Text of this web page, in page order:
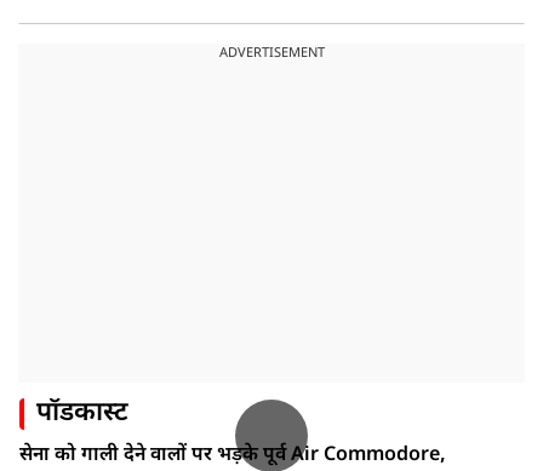
ADVERTISEMENT
पॉडकास्ट
सेना को गाली देने वालों पर भड़के पूर्व Air Commodore,